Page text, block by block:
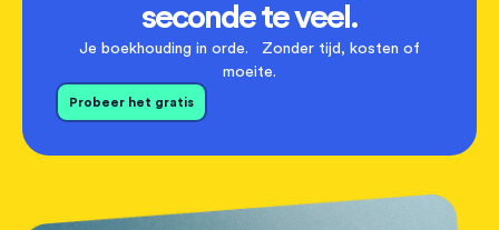
seconde te veel.
Je boekhouding in orde. Zonder tijd, kosten of
moeite.
Probeer het gratis